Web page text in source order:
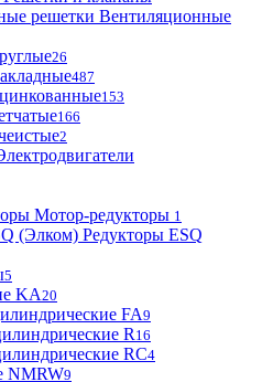
Вентиляционные
26
487
153
166
2
Мотор-редукторы 1
Редукторы ESQ
5
KA20
FA9
R 16
RC4
NMRW9